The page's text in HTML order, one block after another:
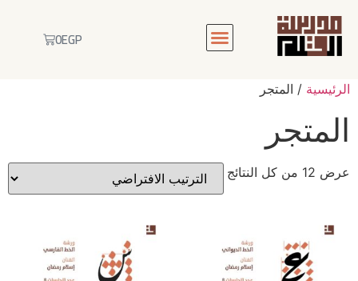
0EGP
الرئيسية / المتجر
المتجر
عرض ⁦12⁩ من كل النتائج